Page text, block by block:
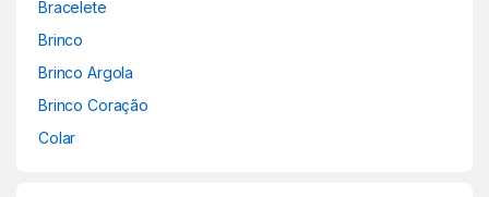
Bracelete
Brinco
Brinco Argola
Brinco Coração
Colar